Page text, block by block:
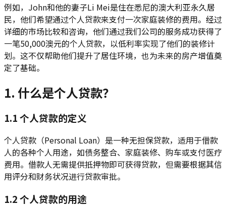
例如，John和他的妻子Li Mei是住在悉尼的澳大利亚永久居
民，他们希望通过个人贷款来支付一次家庭装修的费用。经过
详细的市场比较和咨询，他们通过我们公司的服务成功获得了
一笔50,000澳元的个人贷款，以低利率实现了他们的装修计
划。这不仅帮助他们提升了居住环境，也为未来的房产增值奠
定了基础。
1. 什么是个人贷款？
1.1 个人贷款的定义
个人贷款（Personal Loan）是一种无担保贷款，适用于借款
人的各种个人用途，如债务整合、家庭装修、购车或支付医疗
费用。借款人无需提供抵押物即可获得贷款，但需要根据其信
用评分和财务状况进行贷款审批。
1.2 个人贷款的用途